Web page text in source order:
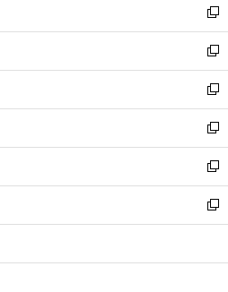
で
開
く
ド
ウ
で
開
く
ィ
ン
ド
ウ
で
開
く
い
ウ
ィ
ン
ド
ウ
で
開
く
新
し
い
ウ
ィ
ン
ド
ウ
で
開
く
新
し
い
ウ
ィ
ン
ド
ウ
で
開
新
し
い
ウ
ィ
ン
ド
ウ
開
新
し
い
ウ
ィ
ン
ウ
新
し
い
ウ
ン
新
し
ウ